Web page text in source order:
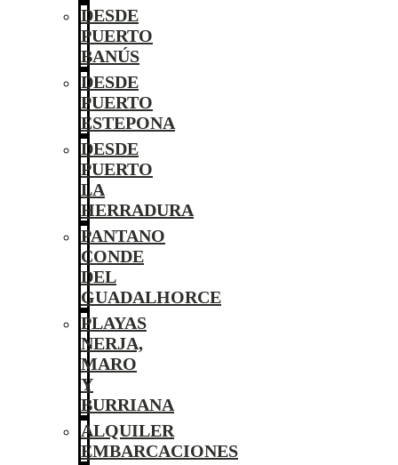
DESDE
PUERTO
BANÚS
DESDE
PUERTO
ESTEPONA
DESDE
PUERTO
LA
HERRADURA
PANTANO
CONDE
DEL
GUADALHORCE
PLAYAS
NERJA,
MARO
Y
BURRIANA
ALQUILER
EMBARCACIONES